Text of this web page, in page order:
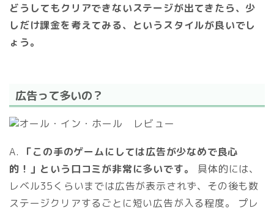
どうしてもクリアできないステージが出てきたら、少
しだけ課金を考えてみる、というスタイルが良いでし
ょう。
広告って多いの？
A.
「この手のゲームにしては広告が少なめで良心
的！」という口コミが非常に多いです。 具体的には、
レベル35くらいまでは広告が表示されず、その後も数
ステージクリアするごとに短い広告が入る程度。 プレ